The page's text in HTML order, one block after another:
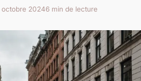
octobre 20246 min de lecture